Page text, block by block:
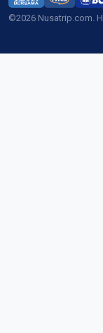
©2026 Nusatrip.com.